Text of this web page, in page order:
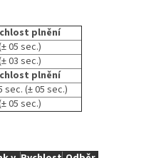
plnění
05 sec.)
03 sec.)
plnění
sec. (± 05 sec.)
05 sec.)